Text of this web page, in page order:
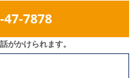
47-7878
がかけられます。